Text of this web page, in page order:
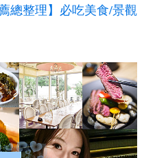
總整理】必吃美食/景觀